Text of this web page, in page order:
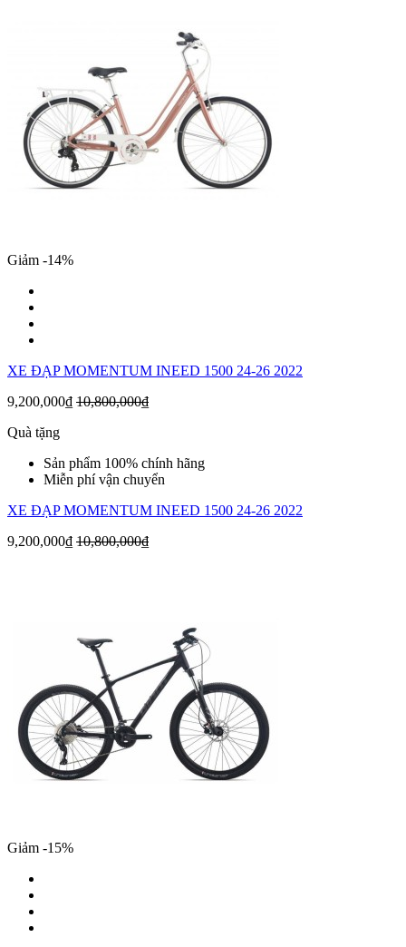
Giảm -14%
XE ĐẠP MOMENTUM INEED 1500 24-26 2022
9,200,000₫ 10,800,000₫
Quà tặng
Sản phẩm 100% chính hãng
Miễn phí vận chuyển
XE ĐẠP MOMENTUM INEED 1500 24-26 2022
9,200,000₫ 10,800,000₫
Giảm -15%